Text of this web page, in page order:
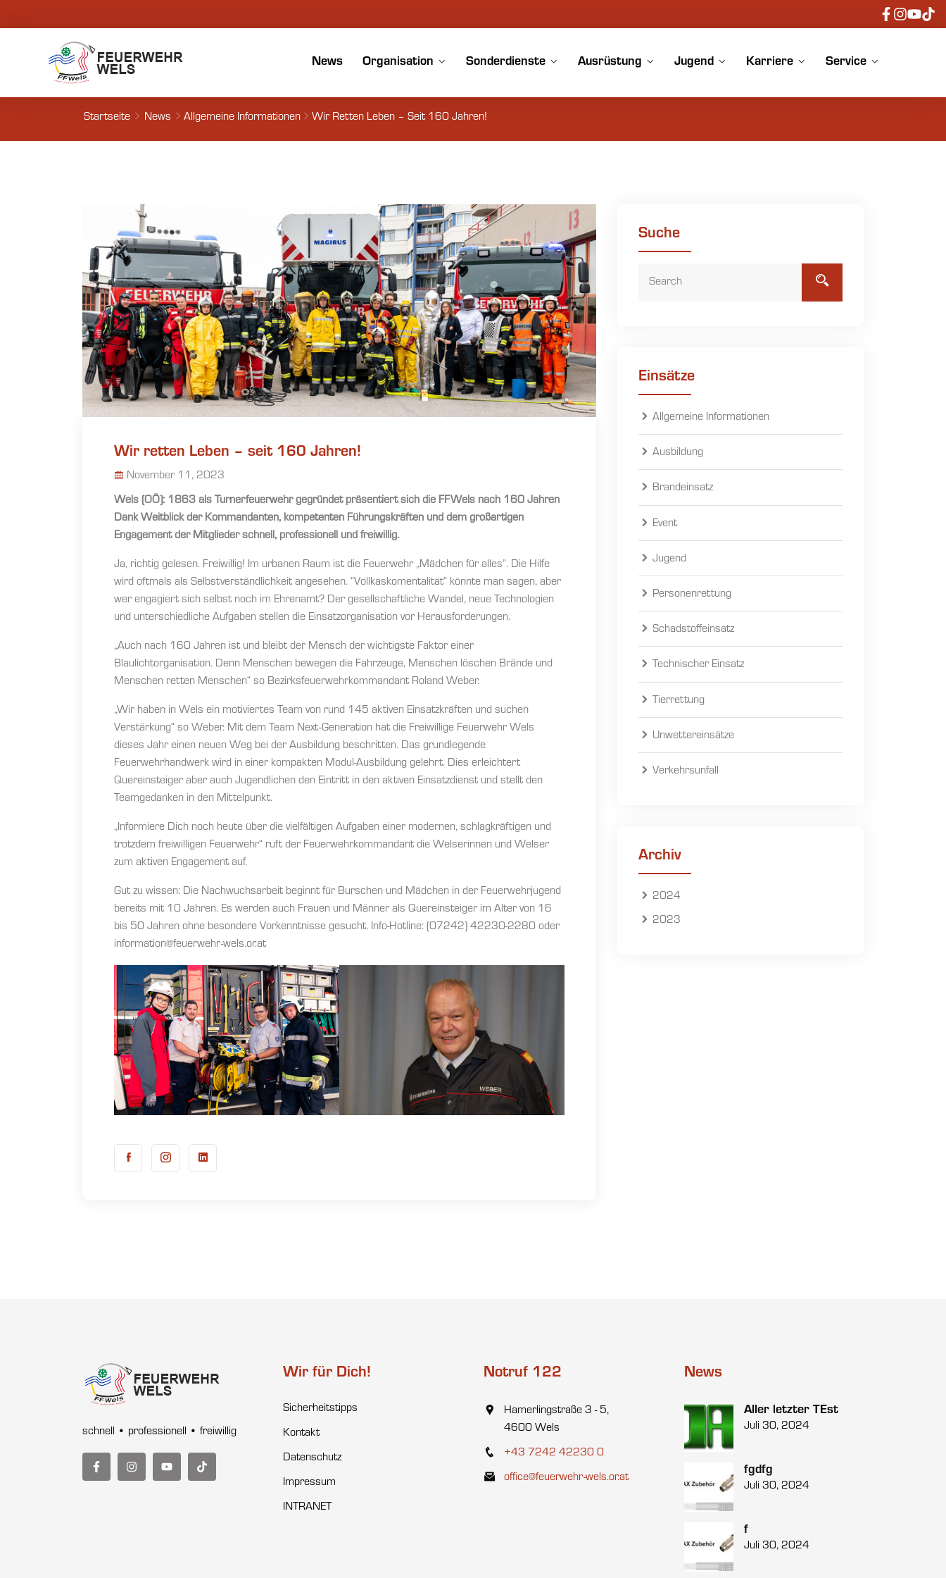
News Organisation Sonderdienste Ausrüstung Jugend Karriere Service
Startseite News Allgemeine Informationen Wir Retten Leben – Seit 160 Jahren!
Wir retten Leben – seit 160 Jahren!
November 11, 2023
Wels (OÖ): 1863 als Turnerfeuerwehr gegründet präsentiert sich die FFWels nach 160 Jahren
Dank Weitblick der Kommandanten, kompetenten Führungskräften und dem großartigen
Engagement der Mitglieder schnell, professionell und freiwillig.
Ja, richtig gelesen. Freiwillig! Im urbanen Raum ist die Feuerwehr „Mädchen für alles“. Die Hilfe
wird oftmals als Selbstverständlichkeit angesehen. “Vollkaskomentalität“ könnte man sagen, aber
wer engagiert sich selbst noch im Ehrenamt? Der gesellschaftliche Wandel, neue Technologien
und unterschiedliche Aufgaben stellen die Einsatzorganisation vor Herausforderungen.
„Auch nach 160 Jahren ist und bleibt der Mensch der wichtigste Faktor einer
Blaulichtorganisation. Denn Menschen bewegen die Fahrzeuge, Menschen löschen Brände und
Menschen retten Menschen“ so Bezirksfeuerwehrkommandant Roland Weber.
„Wir haben in Wels ein motiviertes Team von rund 145 aktiven Einsatzkräften und suchen
Verstärkung“ so Weber. Mit dem Team Next-Generation hat die Freiwillige Feuerwehr Wels
dieses Jahr einen neuen Weg bei der Ausbildung beschritten. Das grundlegende
Feuerwehrhandwerk wird in einer kompakten Modul-Ausbildung gelehrt. Dies erleichtert
Quereinsteiger aber auch Jugendlichen den Eintritt in den aktiven Einsatzdienst und stellt den
Teamgedanken in den Mittelpunkt.
„Informiere Dich noch heute über die vielfältigen Aufgaben einer modernen, schlagkräftigen und
trotzdem freiwilligen Feuerwehr“ ruft der Feuerwehrkommandant die Welserinnen und Welser
zum aktiven Engagement auf.
Gut zu wissen: Die Nachwuchsarbeit beginnt für Burschen und Mädchen in der Feuerwehrjugend
bereits mit 10 Jahren. Es werden auch Frauen und Männer als Quereinsteiger im Alter von 16
bis 50 Jahren ohne besondere Vorkenntnisse gesucht. Info-Hotline: (07242) 42230-2280 oder
information@feuerwehr-wels.or.at
Suche
Einsätze
Allgemeine Informationen
Ausbildung
Brandeinsatz
Event
Jugend
Personenrettung
Schadstoffeinsatz
Technischer Einsatz
Tierrettung
Unwettereinsätze
Verkehrsunfall
Archiv
2024
2023
schnell • professionell • freiwillig
Wir für Dich!
Sicherheitstipps
Kontakt
Datenschutz
Impressum
INTRANET
Notruf 122
Hamerlingstraße 3 - 5,
4600 Wels
+43 7242 42230 0
office@feuerwehr-wels.or.at
News
Aller letzter TEst
Juli 30, 2024
fgdfg
Juli 30, 2024
f
Juli 30, 2024